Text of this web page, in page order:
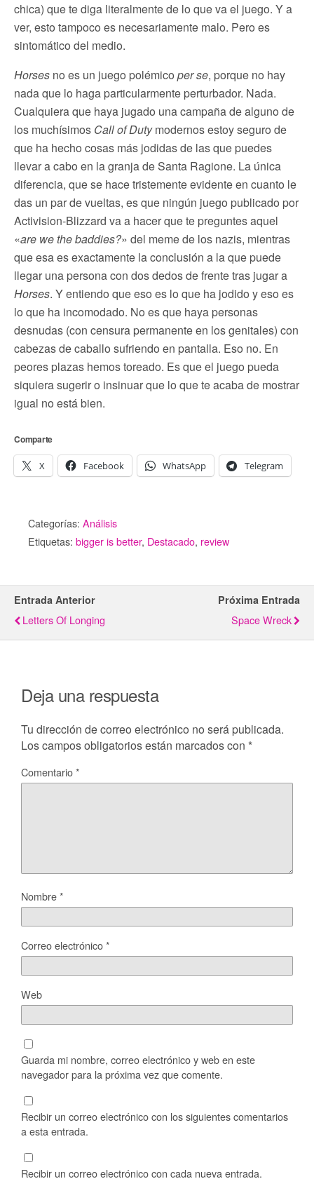
chica) que te diga literalmente de lo que va el juego. Y a
ver, esto tampoco es necesariamente malo. Pero es
sintomático del medio.
Horses no es un juego polémico per se, porque no hay
nada que lo haga particularmente perturbador. Nada.
Cualquiera que haya jugado una campaña de alguno de
los muchísimos Call of Dutymodernos estoy seguro de
que ha hecho cosas más jodidas de las que puedes
llevar a cabo en la granja de Santa Ragione. La única
diferencia, que se hace tristemente evidente en cuanto le
das un par de vueltas, es que ningún juego publicado por
Activision-Blizzard va a hacer que te preguntes aquel
«are we the baddies?» del meme de los nazis, mientras
que esa es exactamente la conclusión a la que puede
llegar una persona con dos dedos de frente tras jugar a
Horses. Y entiendo que eso es lo que ha jodido y eso es
lo que ha incomodado. No es que haya personas
desnudas (con censura permanente en los genitales) con
cabezas de caballo sufriendo en pantalla. Eso no. En
peores plazas hemos toreado. Es que el juego pueda
siquiera sugerir o insinuar que lo que te acaba de mostrar
igual no está bien.
Comparte
X Facebook WhatsApp Telegram
Categorías: Análisis
Etiquetas: bigger is better, Destacado, review
Entrada Anterior
Letters Of Longing
Próxima Entrada
Space Wreck
Deja una respuesta
Tu dirección de correo electrónico no será publicada.
Los campos obligatorios están marcados con *
Comentario*
Nombre*
Correo electrónico*
Web
Guarda mi nombre, correo electrónico y web en este
navegador para la próxima vez que comente.
Recibir un correo electrónico con los siguientes comentarios
a esta entrada.
Recibir un correo electrónico con cada nueva entrada.